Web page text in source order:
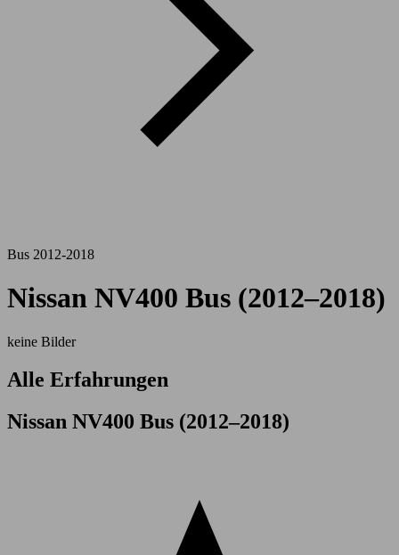
Bus 2012-2018
Nissan NV400 Bus (2012–2018)
keine Bilder
Alle Erfahrungen
Nissan NV400 Bus (2012–2018)